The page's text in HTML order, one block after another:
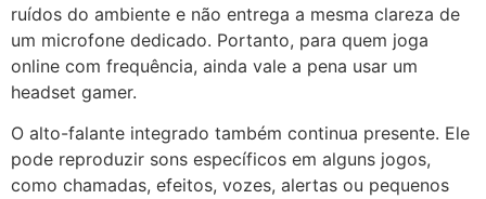
ruídos do ambiente e não entrega a mesma clareza de
um microfone dedicado. Portanto, para quem joga
online com frequência, ainda vale a pena usar um
headset gamer.
O alto-falante integrado também continua presente. Ele
pode reproduzir sons específicos em alguns jogos,
como chamadas, efeitos, vozes, alertas ou pequenos